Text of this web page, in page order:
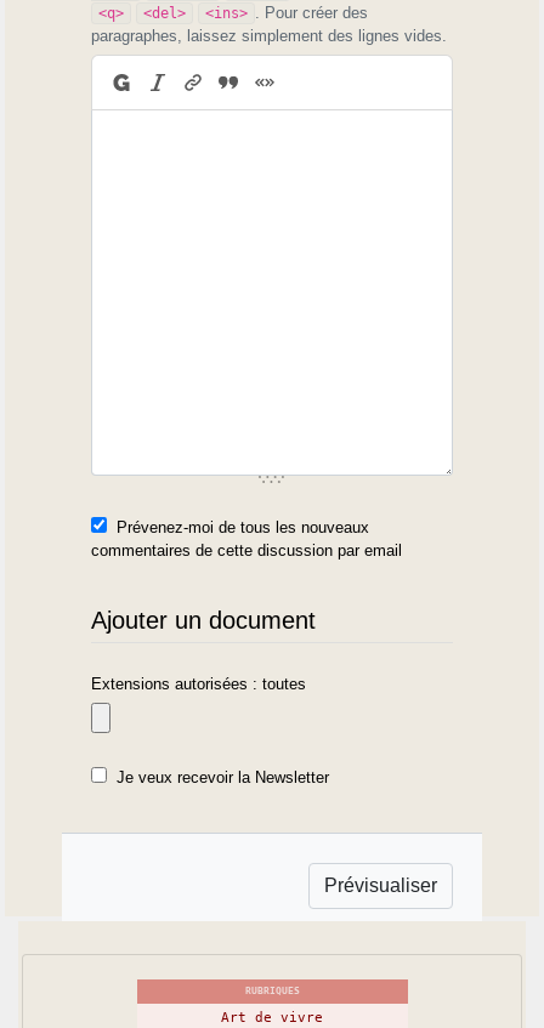
<q> <del> <ins> . Pour créer des
paragraphes, laissez simplement des lignes vides.
Prévenez-moi de tous les nouveaux
commentaires de cette discussion par email
Ajouter un document
Extensions autorisées : toutes
Je veux recevoir la Newsletter
RUBRIQUES
Art de vivre